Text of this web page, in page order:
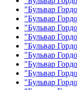
"Бульвар
"Бульвар
"Бульвар
"Бульвар
"Бульвар
"Бульвар
"Бульвар
"Бульвар
"Бульвар